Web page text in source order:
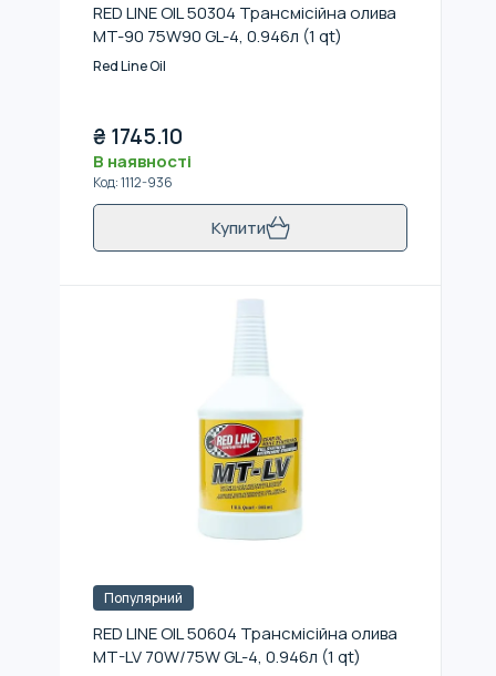
RED LINE OIL 50304 Трансмісійна олива
MT-90 75W90 GL-4, 0.946л (1 qt)
Red Line Oil
₴ 1745.10
В наявності
Код:1112-936
Купити
Популярний
RED LINE OIL 50604 Трансмісійна олива
MT-LV 70W/75W GL-4, 0.946л (1 qt)